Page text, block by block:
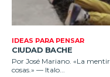
IDEAS PARA PENSAR
CIUDAD BACHE
Por José Mariano. «La
cosas.» — Italo...